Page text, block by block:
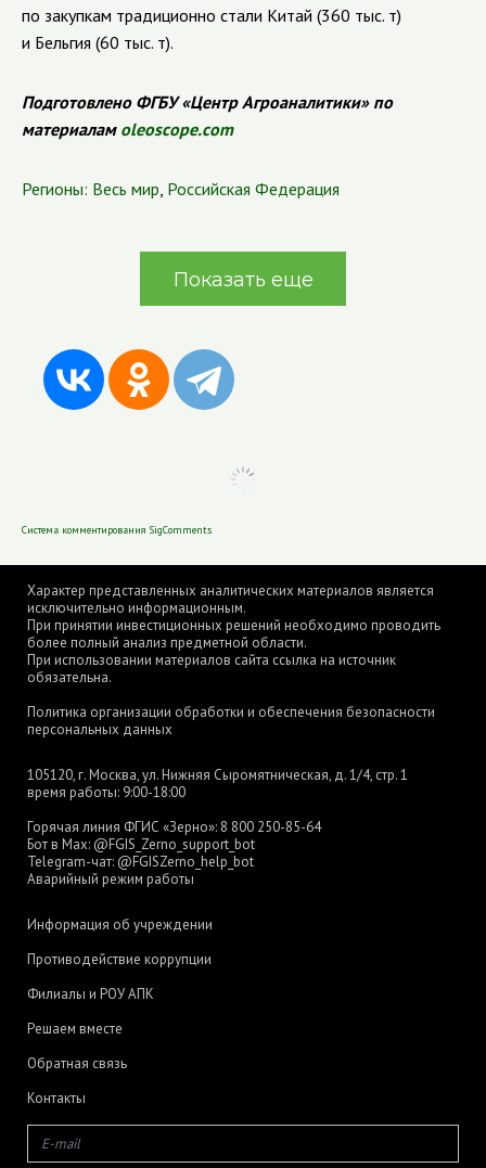
по закупкам традиционно стали Китай (360 тыс. т)
и Бельгия (60 тыс. т).
Подготовлено ФГБУ «Центр Агроаналитики» по
материалам oleoscope.com
Регионы: Весь мир, Российская Федерация
Показать еще
Система комментирования SigComments
Характер представленных аналитических материалов является
исключительно информационным.
При принятии инвестиционных решений необходимо проводить
более полный анализ предметной области.
При использовании материалов сайта ссылка на источник
обязательна.
Политика организации обработки и обеспечения безопасности
персональных данных
105120, г. Москва, ул. Нижняя Сыромятническая, д. 1/4, стр. 1
время работы: 9:00-18:00
Горячая линия ФГИС «Зерно»: 8 800 250-85-64
Бот в Max: @FGIS_Zerno_support_bot
Telegram-чат: @FGISZerno_help_bot
Аварийный режим работы
Информация об учреждении
Противодействие коррупции
Филиалы и РОУ АПК
Решаем вместе
Обратная связь
Контакты